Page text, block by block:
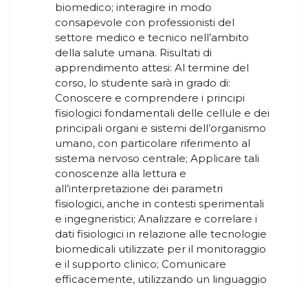
biomedico; interagire in modo
consapevole con professionisti del
settore medico e tecnico nell’ambito
della salute umana. Risultati di
apprendimento attesi: Al termine del
corso, lo studente sarà in grado di:
Conoscere e comprendere i principi
fisiologici fondamentali delle cellule e dei
principali organi e sistemi dell’organismo
umano, con particolare riferimento al
sistema nervoso centrale; Applicare tali
conoscenze alla lettura e
all’interpretazione dei parametri
fisiologici, anche in contesti sperimentali
e ingegneristici; Analizzare e correlare i
dati fisiologici in relazione alle tecnologie
biomedicali utilizzate per il monitoraggio
e il supporto clinico; Comunicare
efficacemente, utilizzando un linguaggio